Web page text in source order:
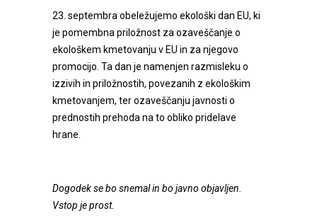
23. septembra obeležujemo ekološki dan EU, ki
je pomembna priložnost za ozaveščanje o
ekološkem kmetovanju v EU in za njegovo
promocijo. Ta dan je namenjen razmisleku o
izzivih in priložnostih, povezanih z ekološkim
kmetovanjem, ter ozaveščanju javnosti o
prednostih prehoda na to obliko pridelave
hrane.
Dogodek se bo snemal in bo javno objavljen.
Vstop je prost.